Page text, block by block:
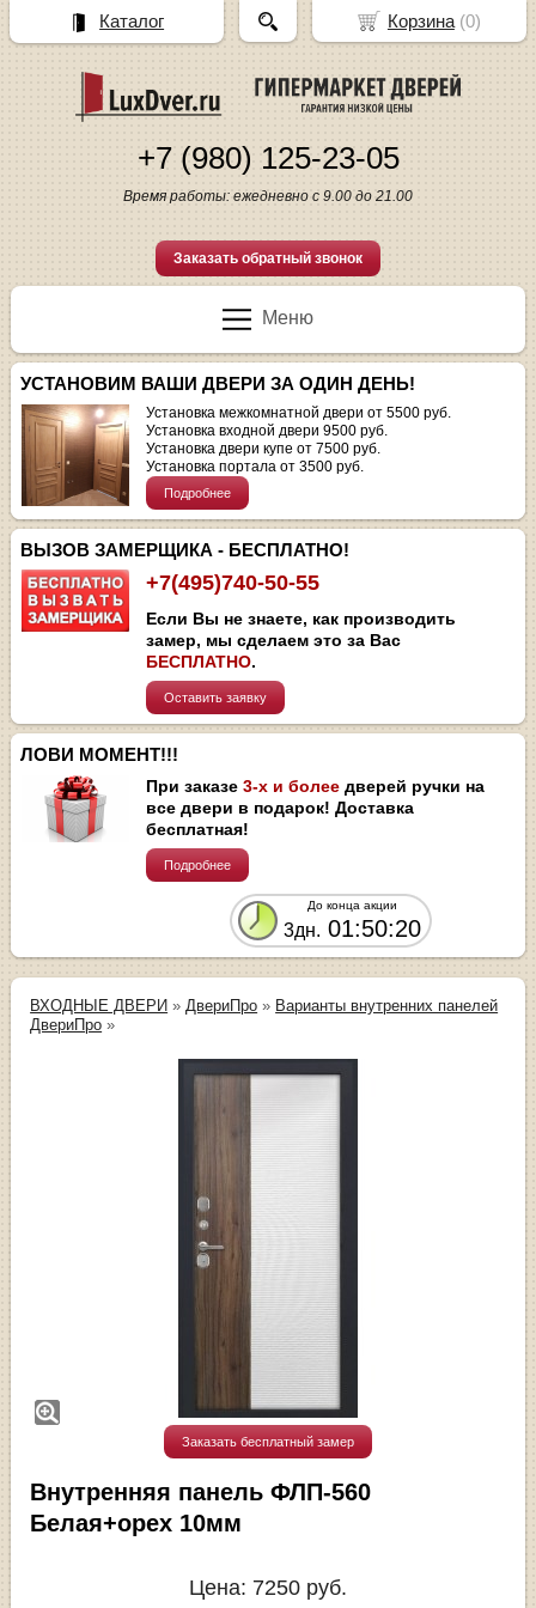
+7 (980) 125-23-05
Время работы: ежедневно с 9.00 до 21.00
Заказать обратный звонок
Меню
УСТАНОВИМ ВАШИ ДВЕРИ ЗА ОДИН ДЕНЬ!
Установка межкомнатной двери от 5500 руб.
Установка входной двери 9500 руб.
Установка двери купе от 7500 руб.
Установка портала от 3500 руб.
Подробнее
ВЫЗОВ ЗАМЕРЩИКА - БЕСПЛАТНО!
+7(495)740-50-55
Если Вы не знаете, как производить
замер, мы сделаем это за Вас
БЕСПЛАТНО.
Оставить заявку
ЛОВИ МОМЕНТ!!!
При заказе3-х и более дверей ручки на
все двери в подарок! Доставка
бесплатная!
Подробнее
До конца акции
3дн. 01:50:20
ВХОДНЫЕ ДВЕРИ » ДвериПро » Варианты внутренних панелей
ДвериПро »
Заказать бесплатный замер
Внутренняя панель ФЛП-560
Белая+орех 10мм
Цена: 7250 руб.
Корзина(0)
Каталог